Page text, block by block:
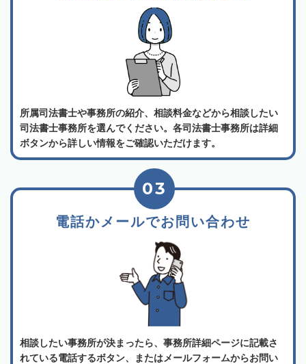
所属司法書士や事務所の紹介、相談料金などから相談したい
司法書士事務所を選んでください。各司法書士事務所は詳細
ボタンから詳しい情報をご確認いただけます。
電話かメールでお問い合わせ
03
相談したい事務所が決まったら、事務所詳細ページに記載さ
れている電話するボタン、またはメールフォームからお問い